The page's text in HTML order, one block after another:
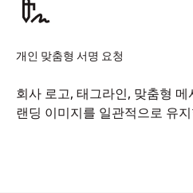
개인 맞춤형 서명 요청
회사 로고, 태그라인, 맞춤형 메
랜딩 이미지를 일관적으로 유